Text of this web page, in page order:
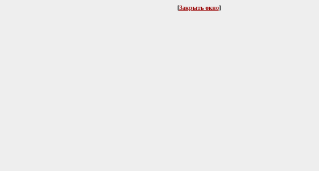
[Закрыть окно]